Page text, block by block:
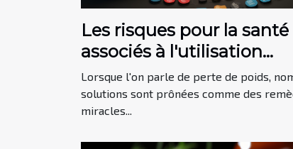
Les risques pour la santé
associés à l'utilisation
prolongée de brûleurs de
graisse
Lorsque l'on parle de perte de poids,
solutions sont prônées comme des
miracles...